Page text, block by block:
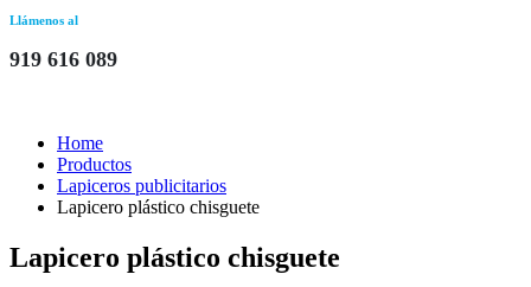
Llámenos al
919 616 089
Home
Productos
Lapiceros publicitarios
Lapicero plástico chisguete
Lapicero plástico chisguete